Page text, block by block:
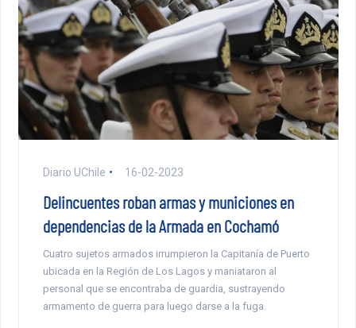
Diario UChile 16-02-2023
Delincuentes roban armas y municiones en
dependencias de la Armada en Cochamó
Cuatro sujetos armados irrumpieron la Capitanía de Puerto
ubicada en la Región de Los Lagos y maniataron al
personal que se encontraba de guardia, sustrayendo
armamento de guerra para luego darse a la fuga.